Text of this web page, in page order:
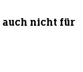
auch nicht für